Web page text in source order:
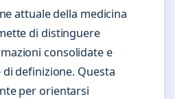
attuale della medicina
di distinguere
consolidate e
definizione. Questa
per orientarsi